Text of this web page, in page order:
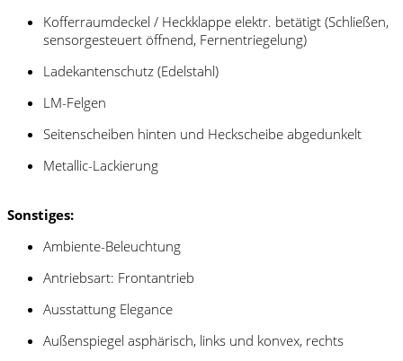
Kofferraumdeckel / Heckklappe elektr. betätigt (Schließen,
sensorgesteuert öffnend, Fernentriegelung)
Ladekantenschutz (Edelstahl)
LM-Felgen
Seitenscheiben hinten und Heckscheibe abgedunkelt
Metallic-Lackierung
Sonstiges:
Ambiente-Beleuchtung
Antriebsart: Frontantrieb
Ausstattung Elegance
Außenspiegel asphärisch, links und konvex, rechts